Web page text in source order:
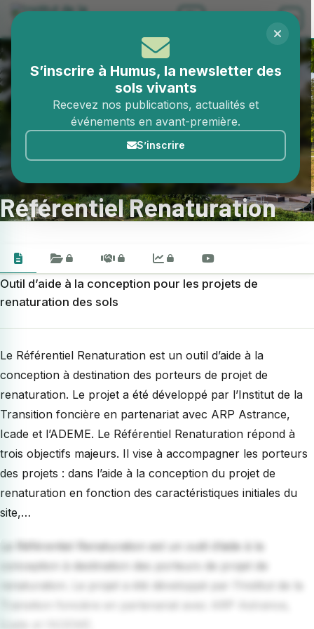
Aller au contenu
S’inscrire à Humus, la newsletter des
sols vivants
Recevez nos publications, actualités et
événements en avant-première.
S’inscrire
Accueil Outils Référentiel Renaturation
Référentiel Renaturation
Outil d’aide à la conception pour les projets de
renaturation des sols
Le Référentiel Renaturation est un outil d’aide à la
conception à destination des porteurs de projet de
renaturation. Le projet a été développé par l’Institut de la
Transition foncière en partenariat avec ARP Astrance,
Icade et l’ADEME. Le Référentiel Renaturation répond à
trois objectifs majeurs. Il vise à accompagner les porteurs
des projets : dans l’aide à la conception du projet de
renaturation en fonction des caractéristiques initiales du
site,…
Le Référentiel Renaturation est un outil d’aide à la
conception à destination des porteurs de projet de
renaturation. Le projet a été développé par l’Institut de la